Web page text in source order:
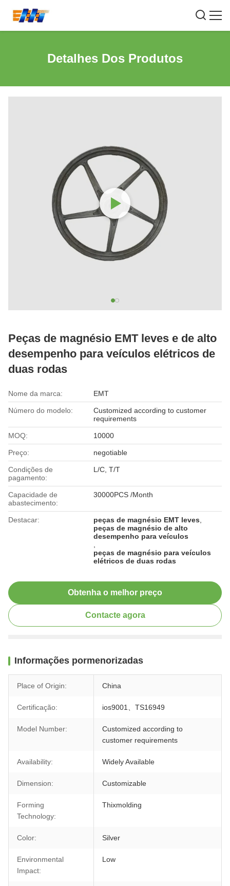
Detalhes Dos Produtos
Peças de magnésio EMT leves e de alto
desempenho para veículos elétricos de
duas rodas
Nome da marca: EMT
Número do modelo:
Customized according to customer
requirements
MOQ: 10000
Preço: negotiable
Condições de
pagamento:
L/C, T/T
Capacidade de
abastecimento:
30000PCS /Month
Destacar: peças de magnésio EMT leves
peças de magnésio de alto
desempenho para veículos
peças de magnésio para veículos
elétricos de duas rodas
Obtenha o melhor preço
Contacte agora
Informações pormenorizadas
Place of Origin: China
Certificação: ios9001、TS16949
Model Number:
Customized according to
customer requirements
Availability: Widely Available
Dimension: Customizable
Forming
Technology:
Thixmolding
Color: Silver
Environmental
Impact:
Low